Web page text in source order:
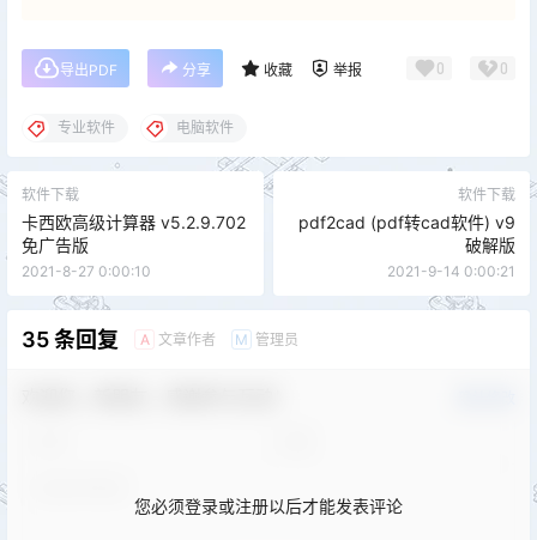
导出PDF 分享 收藏 举报 0 0
专业软件 电脑软件
软件下载
卡西欧高级计算器 v5.2.9.702
免广告版
2021-8-27 0:00:10
软件下载
pdf2cad (pdf转cad软件) v9
破解版
2021-9-14 0:00:21
35 条回复 A 文章作者 M 管理员
您必须登录或注册以后才能发表评论